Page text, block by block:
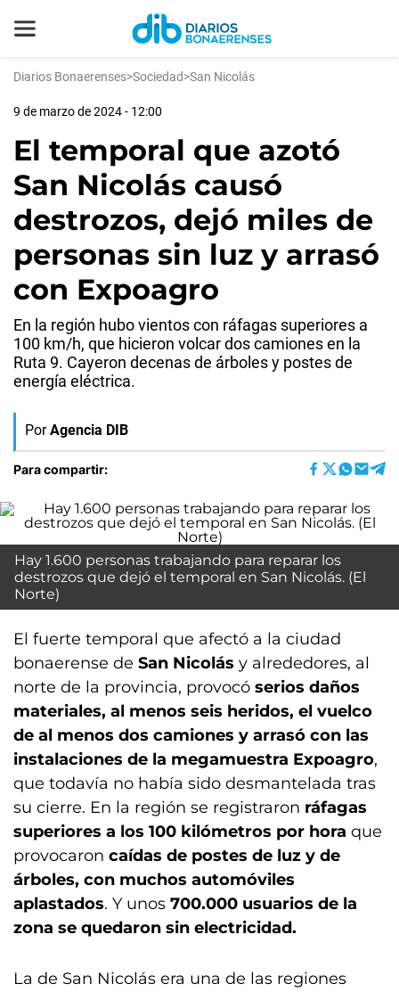
Diarios Bonaerenses>Sociedad>San Nicolás
9 de marzo de 2024 - 12:00
El temporal que azotó
San Nicolás causó
destrozos, dejó miles de
personas sin luz y arrasó
con Expoagro
En la región hubo vientos con ráfagas superiores a
100 km/h, que hicieron volcar dos camiones en la
Ruta 9. Cayeron decenas de árboles y postes de
energía eléctrica.
Por Agencia DIB
Para compartir:
Hay 1.600 personas trabajando para reparar los
destrozos que dejó el temporal en San Nicolás. (El
Norte)
El fuerte temporal que afectó a la ciudad
bonaerense de San Nicolás y alrededores, al
norte de la provincia, provocó serios daños
materiales, al menos seis heridos, el vuelco
de al menos dos camiones y arrasó con las
instalaciones de la megamuestra Expoagro,
que todavía no había sido desmantelada tras
su cierre. En la región se registraron ráfagas
superiores a los 100 kilómetros por hora que
provocaron caídas de postes de luz y de
árboles, con muchos automóviles
aplastados. Y unos 700.000 usuarios de la
zona se quedaron sin electricidad.
La de San Nicolás era una de las regiones